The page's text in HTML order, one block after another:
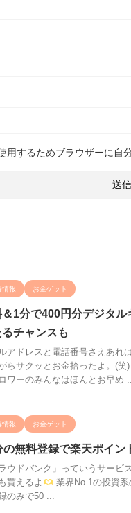
用するためブラウザーに自
情報 お金ゲット
1分で400円分デジタ
るチャンスも
アドレスと電話番号さえあれ
らサクッとお金拾ったよ。(
ワーのみんなはほんとお早め
情報 お金ゲット
の無料登録で楽天ポイン
ラウドバンク」っていうサー
貰えるよ
業界No.1の投資
のみで50 ...